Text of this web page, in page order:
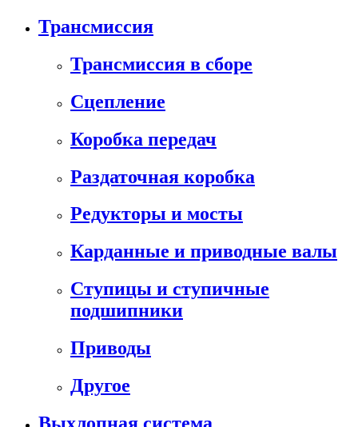
Трансмиссия
Трансмиссия в сборе
Сцепление
Коробка передач
Раздаточная коробка
Редукторы и мосты
Карданные и приводные валы
Ступицы и ступичные
подшипники
Приводы
Другое